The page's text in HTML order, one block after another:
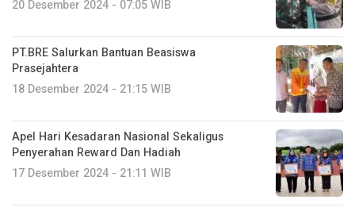
20 Desember 2024 - 07:05 WIB
PT.BRE Salurkan Bantuan Beasiswa
Prasejahtera
18 Desember 2024 - 21:15 WIB
Apel Hari Kesadaran Nasional Sekaligus
Penyerahan Reward Dan Hadiah
17 Desember 2024 - 21:11 WIB